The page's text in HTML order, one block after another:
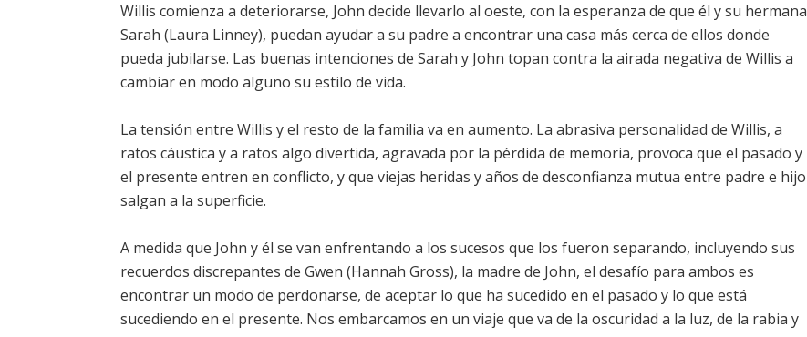
Willis comienza a deteriorarse, John decide llevarlo al oeste, con la esperanza de que él y su hermana
Sarah (Laura Linney), puedan ayudar a su padre a encontrar una casa más cerca de ellos donde
pueda jubilarse. Las buenas intenciones de Sarah y John topan contra la airada negativa de Willis a
cambiar en modo alguno su estilo de vida.
La tensión entre Willis y el resto de la familia va en aumento. La abrasiva personalidad de Willis, a
ratos cáustica y a ratos algo divertida, agravada por la pérdida de memoria, provoca que el pasado y
el presente entren en conflicto, y que viejas heridas y años de desconfianza mutua entre padre e hijo
salgan a la superficie.
A medida que John y él se van enfrentando a los sucesos que los fueron separando, incluyendo sus
recuerdos discrepantes de Gwen (Hannah Gross), la madre de John, el desafío para ambos es
encontrar un modo de perdonarse, de aceptar lo que ha sucedido en el pasado y lo que está
sucediendo en el presente. Nos embarcamos en un viaje que va de la oscuridad a la luz, de la rabia y